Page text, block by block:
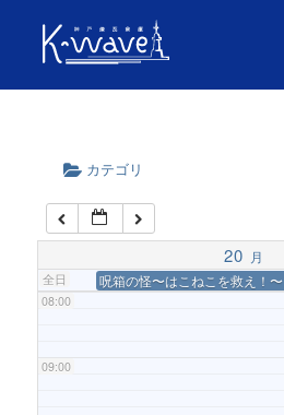
カテゴリ
20 月
全日 呪箱の怪〜はこねこを救え！〜
04:00
06:00
07:00
08:00
09:00